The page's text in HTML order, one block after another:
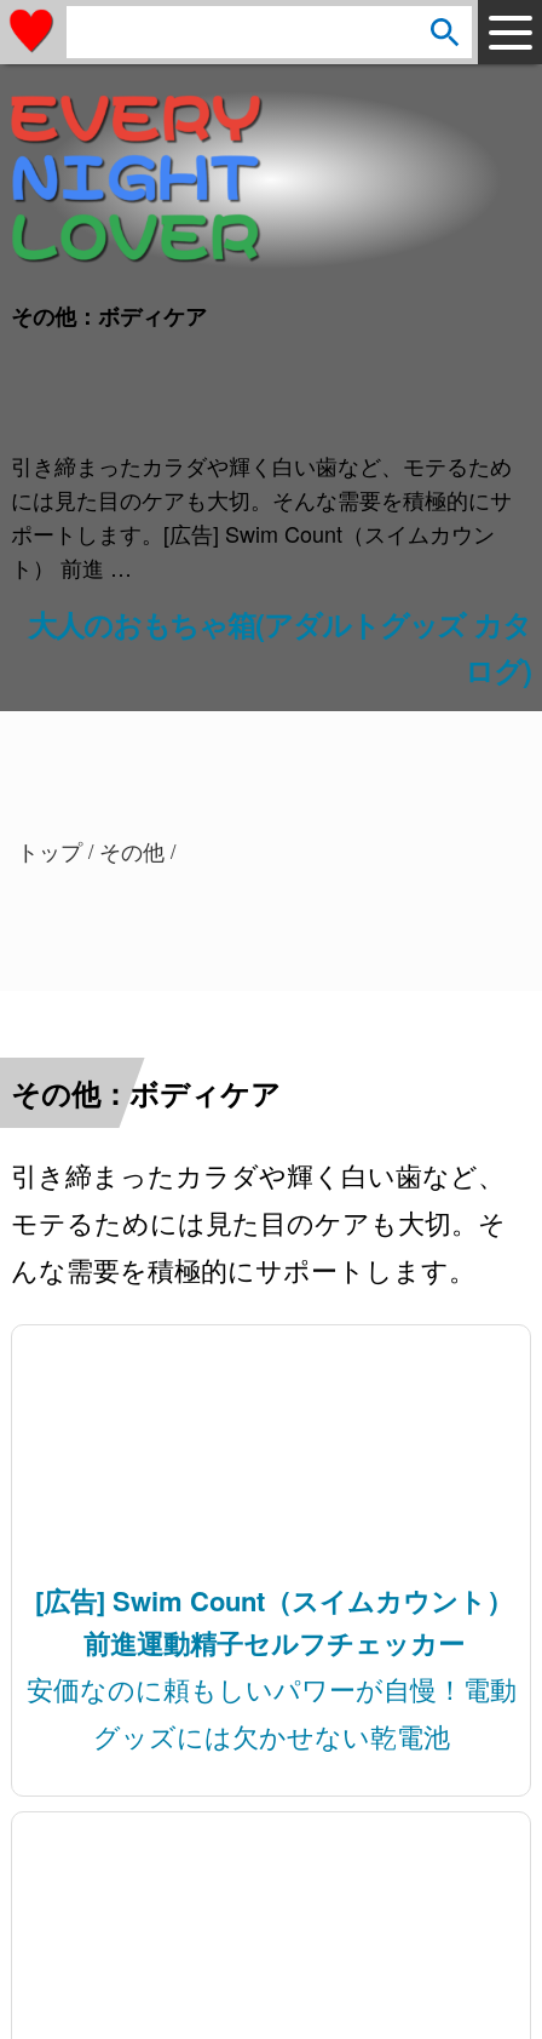
その他：ボディケア
引き締まったカラダや輝く白い歯など、モテるため
には見た目のケアも大切。そんな需要を積極的にサ
ポートします。[広告] Swim Count（スイムカウン
ト） 前進 …
大人のおもちゃ箱(アダルトグッズ カタ
ログ)
e
a
r
c
h
:
arrow_circle_down
その他：ボディケア
引き締まったカラダや輝く白い歯など、
モテるためには見た目のケアも大切。そ
んな需要を積極的にサポートします。
[広告] Swim Count（スイムカウント）
前進運動精子セルフチェッカー
安価なのに頼もしいパワーが自慢！電動
グッズには欠かせない乾電池
トップ / その他 /